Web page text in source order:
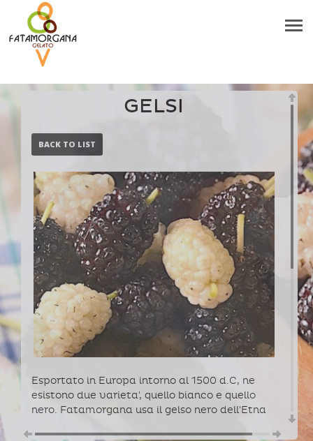
GELSI
BACK TO LIST
Esportato in Europa intorno al 1500 d.C, ne
esistono due varieta', quello bianco e quello
nero. Fatamorgana usa il gelso nero dell'Etna